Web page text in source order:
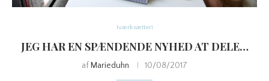
Iværksætteri
JEG HAR EN SPÆNDENDE NYHED AT DELE…
af Marieduhn 10/08/2017